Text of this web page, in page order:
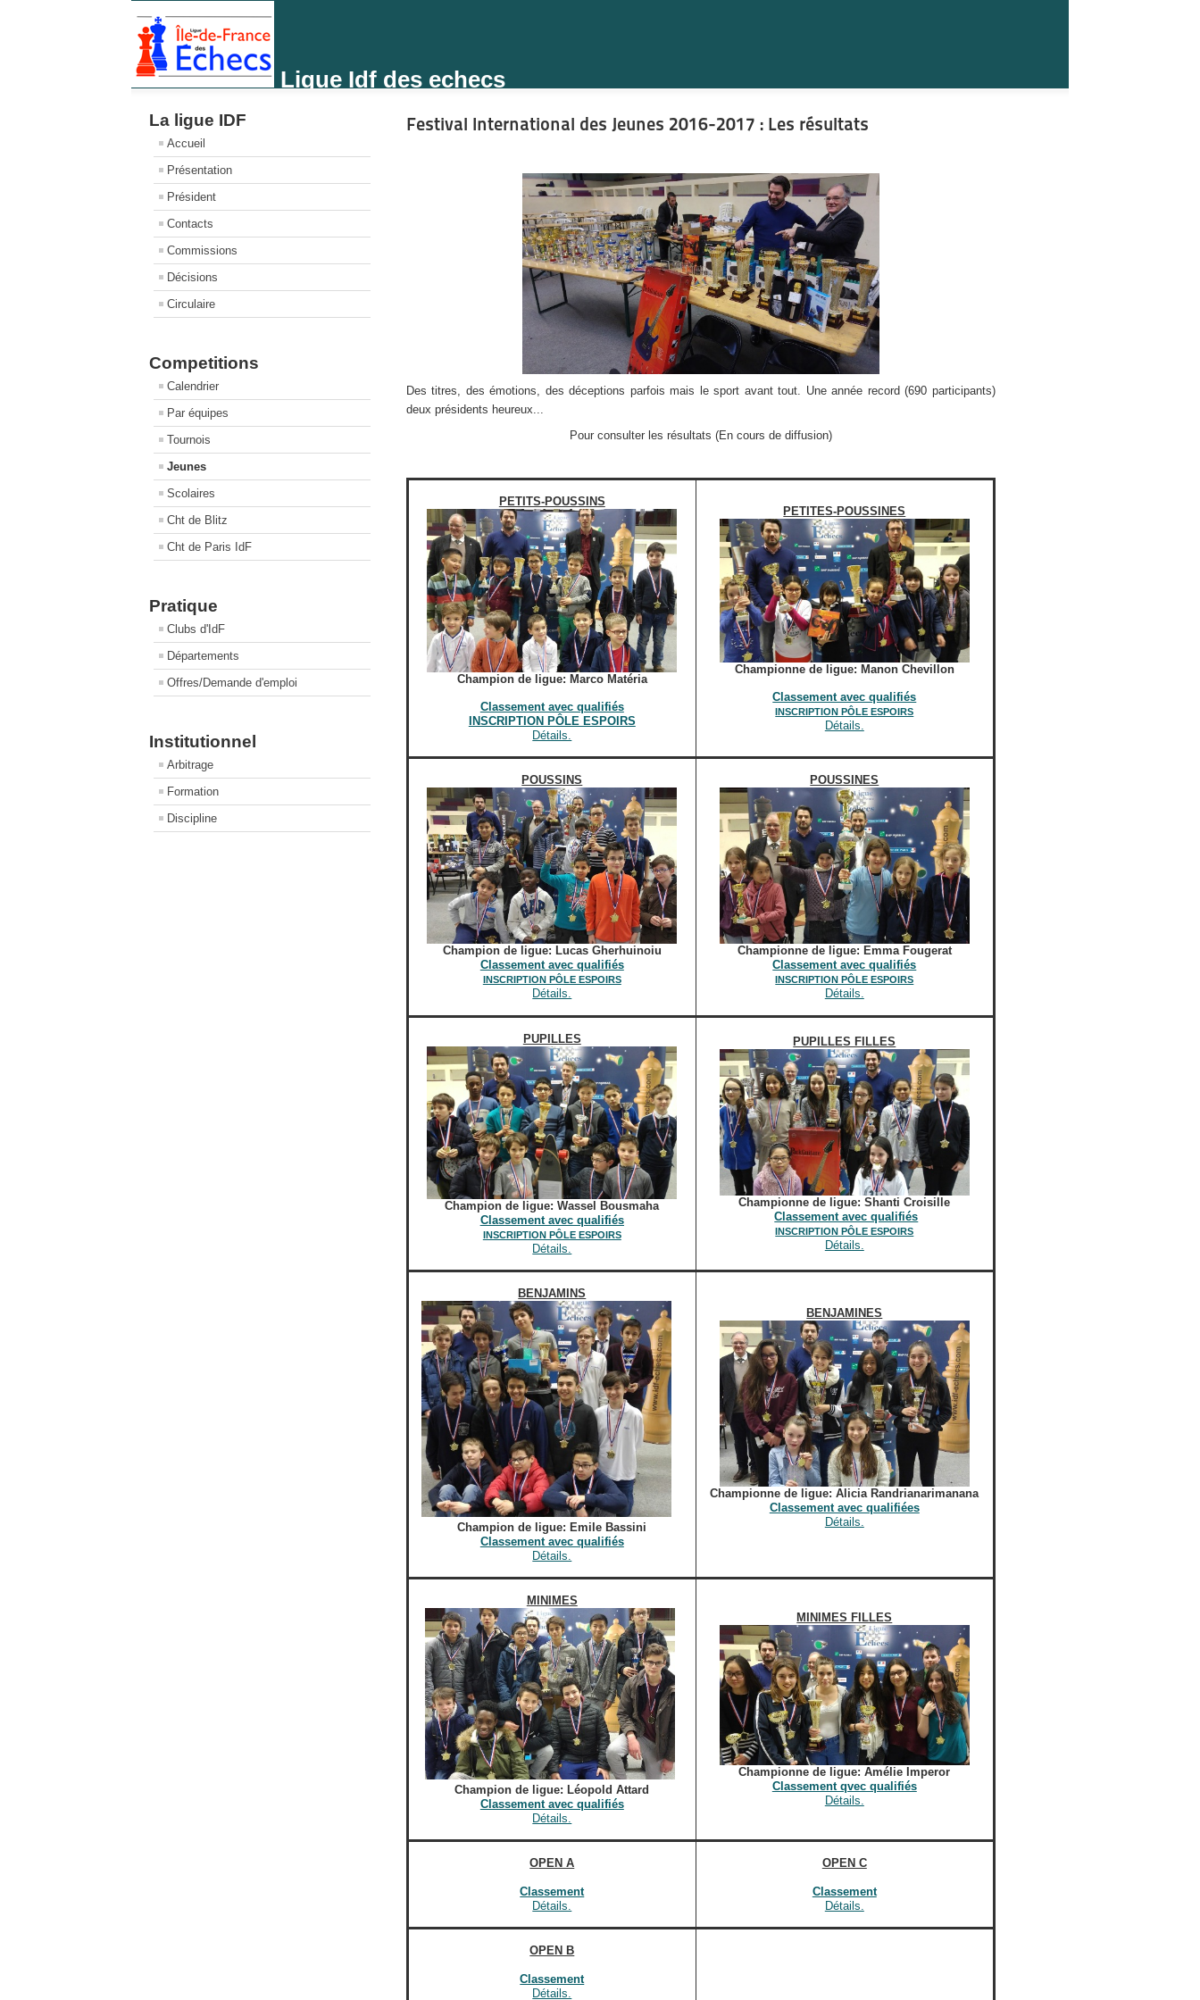
Ligue Idf des echecs
La ligue IDF
Accueil
Présentation
Président
Contacts
Commissions
Décisions
Circulaire
Competitions
Calendrier
Par équipes
Tournois
Jeunes
Scolaires
Cht de Blitz
Cht de Paris IdF
Pratique
Clubs d'IdF
Départements
Offres/Demande d'emploi
Institutionnel
Arbitrage
Formation
Discipline
Festival International des Jeunes 2016-2017 : Les résultats
Des titres, des émotions, des déceptions parfois mais le sport avant tout. Une année record (690 participants)
deux présidents heureux...
Pour consulter les résultats (En cours de diffusion)
PETITS-POUSSINS
Champion de ligue: Marco Matéria
Classement avec qualifiés
INSCRIPTION PÔLE ESPOIRS
Détails.
PETITES-POUSSINES
Championne de ligue: Manon Chevillon
Classement avec qualifiés
INSCRIPTION PÔLE ESPOIRS
Détails.
POUSSINS
Champion de ligue: Lucas Gherhuinoiu
Classement avec qualifiés
INSCRIPTION PÔLE ESPOIRS
Détails.
POUSSINES
Championne de ligue: Emma Fougerat
Classement avec qualifiés
INSCRIPTION PÔLE ESPOIRS
Détails.
PUPILLES
Champion de ligue: Wassel Bousmaha
Classementavec qualifiés
INSCRIPTION PÔLE ESPOIRS
Détails.
PUPILLES FILLES
Championne de ligue: Shanti Croisille
Classement avec qualifiés
INSCRIPTION PÔLE ESPOIRS
Détails.
BENJAMINS
Champion de ligue: Emile Bassini
Classement avec qualifiés
Détails.
BENJAMINES
Championne de ligue:Alicia Randrianarimanana
Classement avec qualifiées
Détails.
MINIMES
Champion de ligue: Léopold Attard
Classement avec qualifiés
Détails.
MINIMES FILLES
Championne de ligue:Amélie Imperor
Classement qvec qualifiés
Détails.
OPEN A
Classement
Détails.
OPEN C
Classement
Détails.
OPEN B
Classement
Détails.